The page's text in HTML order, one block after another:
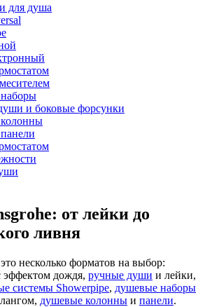
для душа
и боковые форсунки
от лейки до
ливня
несколько форматов на выбор:
эффектом дождя, ручные души и лейки,
системы Showerpipe, душевые наборы
душевые колонны и панели.